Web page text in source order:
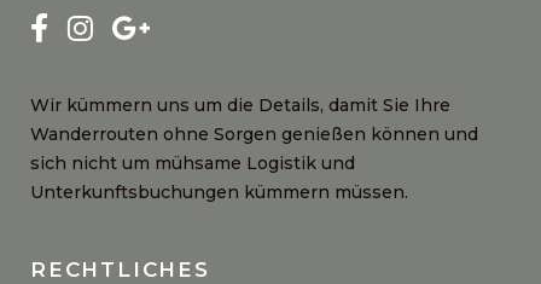
Wir kümmern uns um die Details, damit Sie Ihre
Wanderrouten ohne Sorgen genießen können und
sich nicht um mühsame Logistik und
Unterkunftsbuchungen kümmern müssen.
RECHTLICHES